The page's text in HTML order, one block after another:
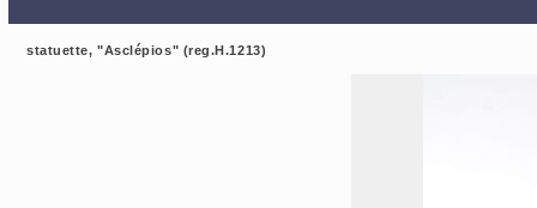
statuette, "Asclépios" (reg.H.1213)